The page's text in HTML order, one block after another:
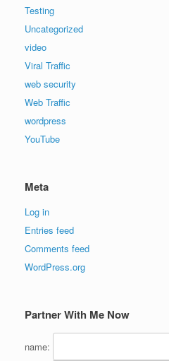
Testing
Uncategorized
video
Viral Traffic
web security
Web Traffic
wordpress
YouTube
Meta
Log in
Entries feed
Comments feed
WordPress.org
Partner With Me Now
name: